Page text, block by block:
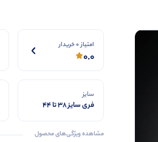
امتیاز 0 خریدار
0.0
سایز
فری سایز ۳۸ تا ۴۴
مشاهده ویژگی‌های محصول